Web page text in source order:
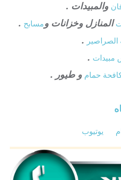
والمبيدات .
المنازل وخزانات ومسابح .
.
.
حمام و طيور .
يوتيوب